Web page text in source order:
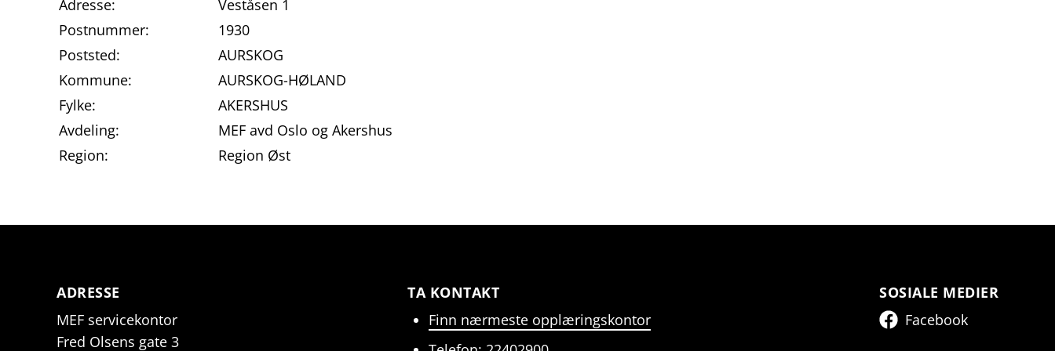
Adresse:
Veståsen 1
Postnummer:
1930
Poststed:
AURSKOG
Kommune:
AURSKOG-HØLAND
Fylke:
AKERSHUS
Avdeling:
MEF avd Oslo og Akershus
Region:
Region Øst
ADRESSE
MEF servicekontor
Fred Olsens gate 3
TA KONTAKT
Finn nærmeste opplæringskontor
SOSIALE MEDIER
Facebook